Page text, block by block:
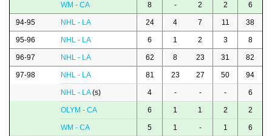
WM - CA 8 - 2 2 6
94-95 NHL - LA 24 4 7 11 38
95-96 NHL - LA 6 1 2 3 8
96-97 NHL - LA 62 8 23 31 82
97-98 NHL - LA 81 23 27 50 94
NHL - LA(s) 4 - - - 6
OLYM - CA 6 1 1 2 2
WM - CA 5 1 - 1 6